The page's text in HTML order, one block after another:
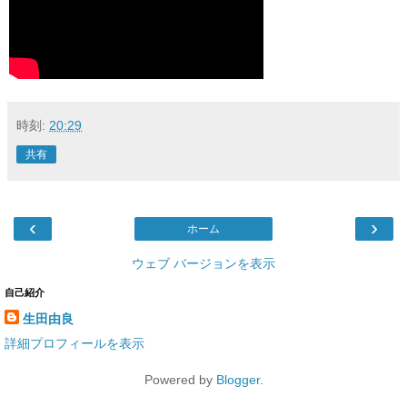
時刻: 20:29
共有
‹ ›
ホーム
ウェブ バージョンを表示
自己紹介
生田由良
詳細プロフィールを表示
Powered by Blogger.